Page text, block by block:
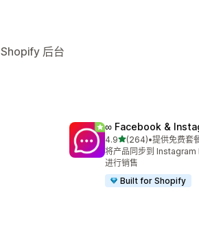
后台
∞ Facebook &
4.9星（满分 5 星）
(264)
总共 264 条评论
•提供免费套
将产品同步到
进行销售
Built for Shopify